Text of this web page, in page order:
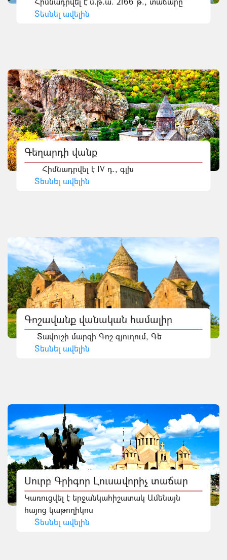
Տեսնել ավելին
Գեղարդի վանք
Հիմնադրվել է IV դ., գլխ
Տեսնել ավելին
Գոշավանք վանական համալիր
Տավուշի մարզի Գոշ գյուղում, Գե
Տեսնել ավելին
Սուրբ Գրիգոր Լուսավորիչ տաճար
Կառուցվել է երջանկահիշատակ Ամենայն
հայոց կաթողիկոս
Տեսնել ավելին